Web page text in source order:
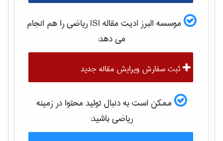
موسسه البرز ادیت مقاله ISI رياضیرا هم انجام
می دهد:
ثبت سفارش ویرایش مقاله جدید
ممکن است به دنبال تولید محتوا در زمینه
رياضیباشید: